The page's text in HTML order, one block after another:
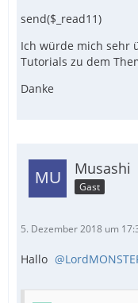
send($_read11)
Ich würde mich sehr
Tutorials zu dem
Danke
Musashi
Gast
5. Dezember 2018 um
Hallo